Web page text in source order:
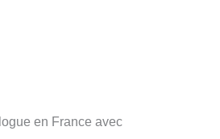
en France avec